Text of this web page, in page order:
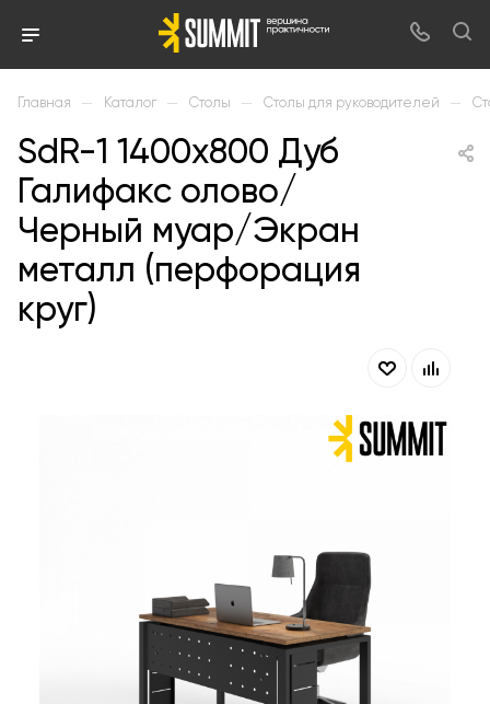
Главная — Каталог — Столы — Столы для руководителей —
SdR-1 1400х800 Дуб
Галифакс олово/
Черный муар/Экран
металл (перфорация
круг)